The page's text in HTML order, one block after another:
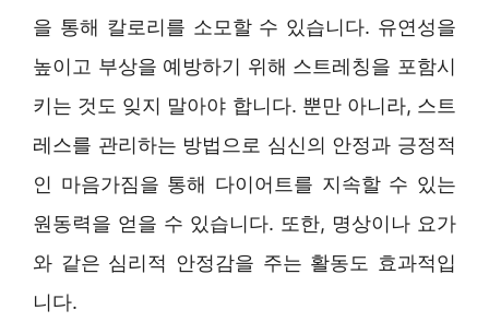
을 통해 칼로리를 소모할 수 있습니다. 유연성을
높이고 부상을 예방하기 위해 스트레칭을 포함시
키는 것도 잊지 말아야 합니다. 뿐만 아니라, 스트
레스를 관리하는 방법으로 심신의 안정과 긍정적
인 마음가짐을 통해 다이어트를 지속할 수 있는
원동력을 얻을 수 있습니다. 또한, 명상이나 요가
와 같은 심리적 안정감을 주는 활동도 효과적입
니다.